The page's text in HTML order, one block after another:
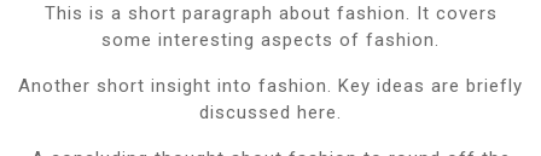
This is a short paragraph about fashion. It covers
some interesting aspects of fashion.
Another short insight into fashion. Key ideas are briefly
discussed here.